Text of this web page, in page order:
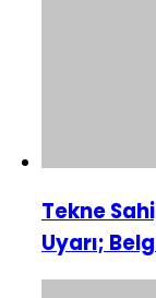
Tekne
Uyarı;